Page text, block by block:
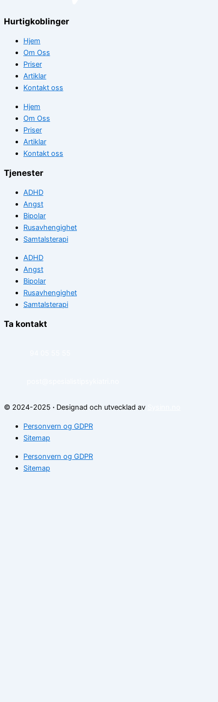
Hurtigkoblinger
Hjem
Om Oss
Priser
Artiklar
Kontakt oss
Hjem
Om Oss
Priser
Artiklar
Kontakt oss
Tjenester
ADHD
Angst
Bipolar
Rusavhengighet
Samtalsterapi
ADHD
Angst
Bipolar
Rusavhengighet
Samtalsterapi
Ta kontakt
© 2024-2025 · Designad och utvecklad av
Personvern og GDPR
Sitemap
Personvern og GDPR
Sitemap